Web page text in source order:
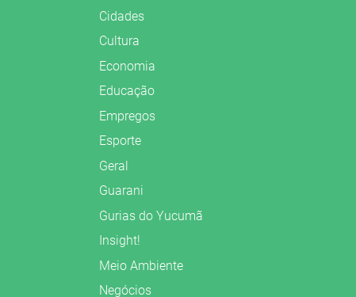
Cidades
Cultura
Economia
Educação
Empregos
Esporte
Geral
Guarani
Gurias do Yucumã
Insight!
Meio Ambiente
Negócios